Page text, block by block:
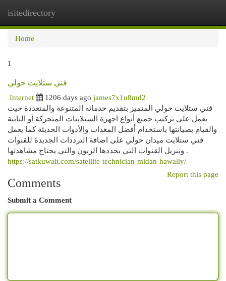
isitedirectory
Home
1
فني ستلايت حولي
Internet
1206 days ago james7x1u8md2
فني ستلايت حولي المتميز بتقديم خدماته المتنوعة والمتعددة حيث
يعمل على تركيب جميع أنواع اجهزة الستلايتات المتحركة أو الثابتة
والقيام بصيانتها باستخدام أفضل المعدات والأدوات الحديثة كما يعمل
فني ستلايت ميدان حولي على اضافة الترددات الجديدة للقنوات
وتنزيل القنوات التي يحددها الزبون والتي يحتاج مشاهدتها .
https://satkuwait.com/satellite-technician-midan-hawally/
Report this page
Comments
Submit a Comment